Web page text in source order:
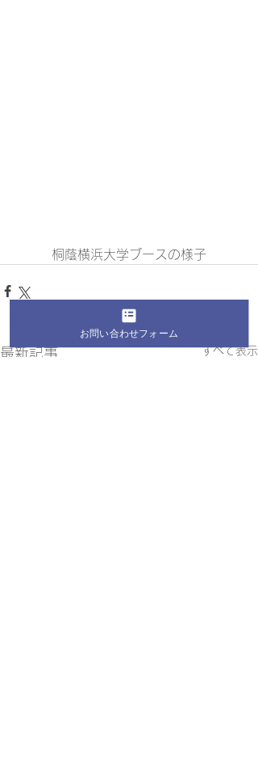
桐蔭横浜大学ブースの様子
最新記事 すべて表示
お問い合わせフォーム